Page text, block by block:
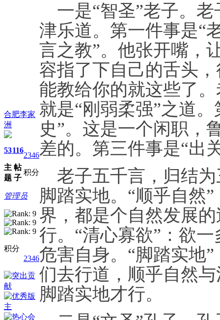
合肥李家
洲
53
主
题
116
帖
子
2346
积分
管理员
积分
2346
一是“智圣”老子。老
津乐道。第一件事是“
言之教”。他张开嘴，
容指了下自己的舌头
能教给你的就这些了
就是“刚弱柔强”之道
史”。这是一个闲职，
差的。第三件事是“出
老子五千言，归结为
脚踏实地。“顺乎自然
界，都是个自然发展
行。“清心寡欲”：欲
危害自身。“脚踏实地
们去行道，顺乎自然
脚踏实地才行。